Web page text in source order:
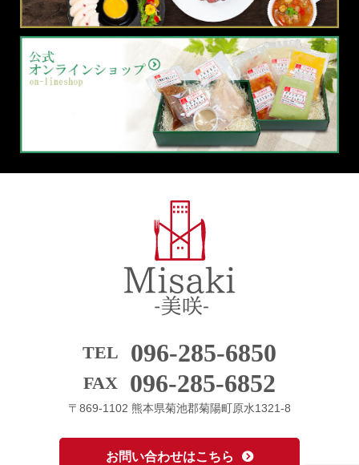
TEL 096-285-6850
FAX 096-285-6852
〒869-1102 熊本県菊池郡菊陽町原水1321-8
お問い合わせはこちら